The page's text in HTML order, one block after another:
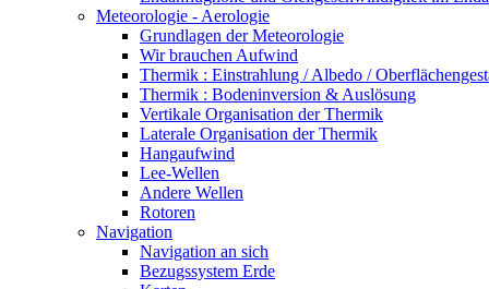
Meteorologie - Aerologie
Grundlagen der Meteorologie
Wir brauchen Aufwind
Thermik : Einstrahlung / Albedo /
Thermik : Bodeninversion & Auslösung
Vertikale Organisation der Thermik
Laterale Organisation der Thermik
Hangaufwind
Lee-Wellen
Andere Wellen
Rotoren
Navigation
Navigation an sich
Bezugssystem Erde